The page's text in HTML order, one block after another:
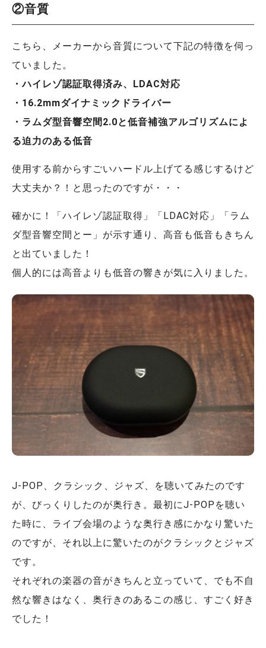
②音質
こちら、メーカーから音質について下記の特徴を伺っ
ていました。
・ハイレゾ認証取得済み、LDAC対応
・16.2mmダイナミックドライバー
・ラムダ型音響空間2.0と低音補強アルゴリズムによ
る迫力のある低音
使用する前からすごいハードル上げてる感じするけど
大丈夫か？！と思ったのですが・・・
確かに！「ハイレゾ認証取得」「LDAC対応」「ラム
ダ型音響空間とー」が示す通り、高音も低音もきちん
と出ていました！
個人的には高音よりも低音の響きが気に入りました。
J-POP、クラシック、ジャズ、を聴いてみたのです
が、びっくりしたのが奥行き。最初にJ-POPを聴い
た時に、ライブ会場のような奥行き感にかなり驚いた
のですが、それ以上に驚いたのがクラシックとジャズ
です。
それぞれの楽器の音がきちんと立っていて、でも不自
然な響きはなく、奥行きのあるこの感じ、すごく好き
でした！